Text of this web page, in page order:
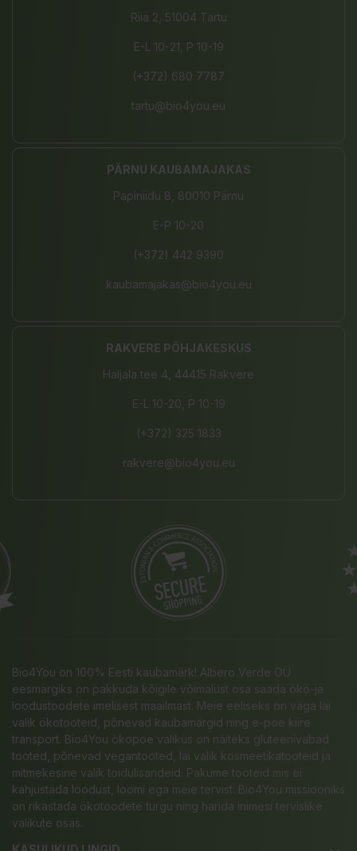
Riia 2, 51004 Tartu
E-L 10-21, P 10-19
(+372) 680 7787
tartu@bio4you.eu
PÄRNU KAUBAMAJAKAS
Papiniidu 8, 80010 Pärnu
E-P 10-20
(+372) 442 9390
kaubamajakas@bio4you.eu
RAKVERE PÕHJAKESKUS
Haljala tee 4, 44415 Rakvere
E-L 10-20, P 10-19
(+372) 325 1833
rakvere@bio4you.eu
Bio4You on 100% Eesti kaubamärk! Albero Verde OÜ
eesmärgiks on pakkuda kõigile võimalust osa saada öko-ja
loodustoodete imelisest maailmast. Meie eeliseks on väga lai
valik ökotooteid, põnevad kaubamärgid ning e-poe kiire
transport. Bio4You ökopoe valikus on näiteks gluteenivabad
tooted, põnevad vegantooted, lai valik kosmeetikatooteid ja
mitmekesine valik toidulisandeid. Pakume tooteid mis ei
kahjustada loodust, loomi ega meie tervist. Bio4You missiooniks
on rikastada ökotoodete turgu ning harida inimesi tervislike
valikute osas.